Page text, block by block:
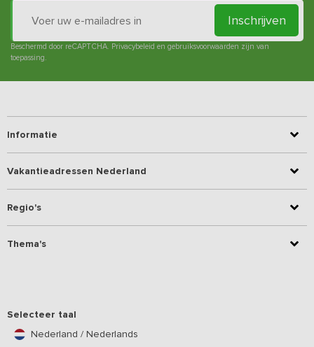
Inschrijven
Beschermd door reCAPTCHA. Privacybeleid en gebruiksvoorwaarden zijn van
toepassing.
Informatie
Vakantieadressen Nederland
Regio's
Thema's
Selecteer taal
Nederland / Nederlands